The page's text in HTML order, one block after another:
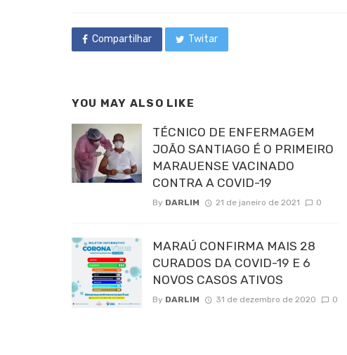
Compartilhar Twitar
YOU MAY ALSO LIKE
TÉCNICO DE ENFERMAGEM
JOÃO SANTIAGO É O PRIMEIRO
MARAUENSE VACINADO
CONTRA A COVID-19
By DARLIM 21 de janeiro de 2021 0
MARAÚ CONFIRMA MAIS 28
CURADOS DA COVID-19 E 6
NOVOS CASOS ATIVOS
By DARLIM 31 de dezembro de 2020 0